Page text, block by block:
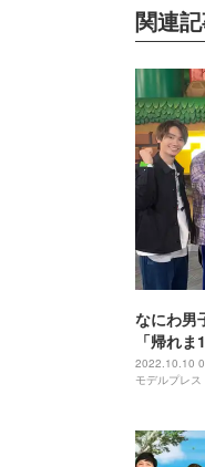
関連
なにわ男
「帰れ
勢”の面
2022.10.10
モデルプレス